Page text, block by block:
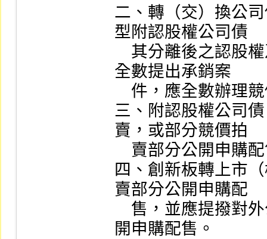
二、轉（交）換公
型附認股權公司債
全數提出承銷案
三、附認股權公司
賣，或部分競價拍
四、創新板轉上市
賣部分公開申購配
開申購配售。